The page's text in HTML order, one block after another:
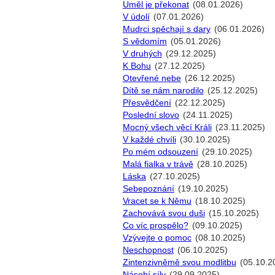
Uměl je překonat (08.01.2026)
V údolí (07.01.2026)
Mudrci spěchají s dary (06.01.2026)
S vědomím (05.01.2026)
V druhých (29.12.2025)
K Bohu (27.12.2025)
Otevřené nebe (26.12.2025)
Dítě se nám narodilo (25.12.2025)
Přesvědčení (22.12.2025)
Poslední slovo (24.11.2025)
Mocný všech věcí Králi (23.11.2025)
V každé chvíli (30.10.2025)
Po mém odsouzení (29.10.2025)
Malá fialka v trávě (28.10.2025)
Láska (27.10.2025)
Sebepoznání (19.10.2025)
Vracet se k Němu (18.10.2025)
Zachovává svou duši (15.10.2025)
Co víc prospělo? (09.10.2025)
Vzývejte o pomoc (08.10.2025)
Neschopnost (06.10.2025)
Zintenzivněmě svou modlitbu